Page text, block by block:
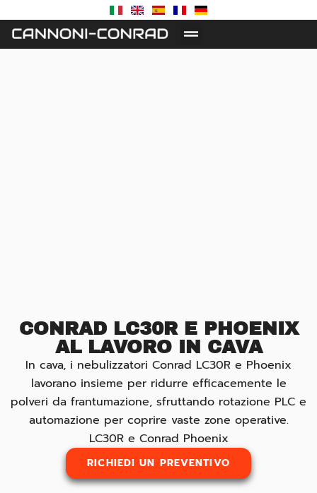
CONRAD LC30R E PHOENIX
AL LAVORO IN CAVA
In cava, i nebulizzatori Conrad LC30R e Phoenix
lavorano insieme per ridurre efficacemente le
polveri da frantumazione, sfruttando rotazione PLC e
automazione per coprire vaste zone operative.
LC30R e Conrad Phoenix
RICHIEDI UN PREVENTIVO